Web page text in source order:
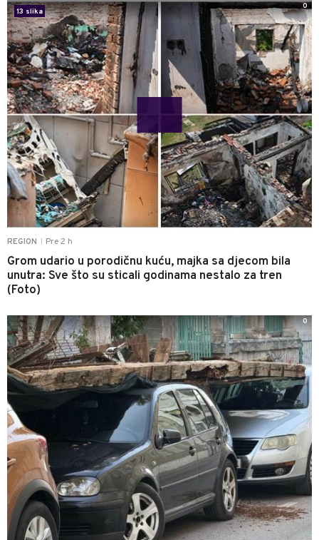
REGION Pre 2 h
Grom udario u porodičnu kuću, majka sa djecom bila
unutra: Sve što su sticali godinama nestalo za tren
(Foto)
13 slika
0
0